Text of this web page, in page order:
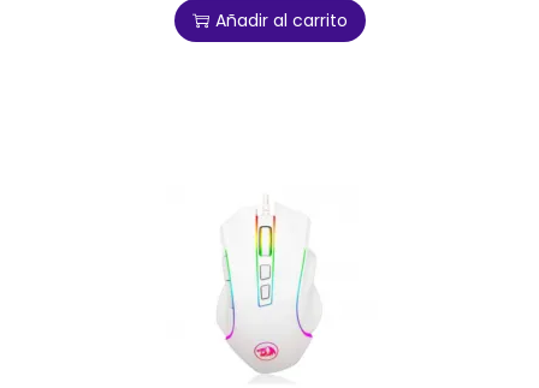
Añadir al carrito